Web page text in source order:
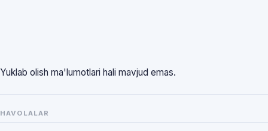
Yuklab olish ma'lumotlari hali mavjud emas.
HAVOLALAR